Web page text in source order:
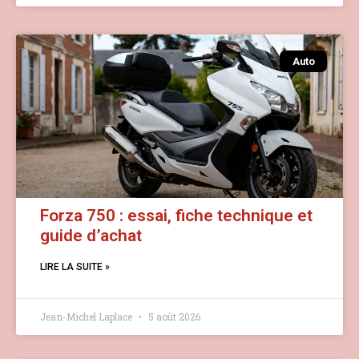
Auto
Forza 750 : essai, fiche technique et
guide d’achat
LIRE LA SUITE »
Jean-Michel Laplace 5 août 2026